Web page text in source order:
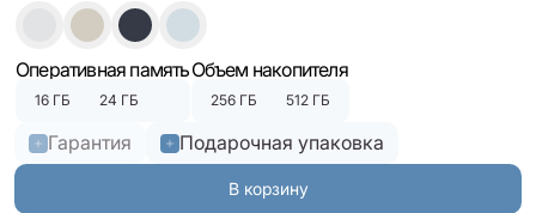
Оперативная память
16 ГБ 24 ГБ
Объем накопителя
256 ГБ 512 ГБ
Гарантия Подарочная упаковка
В корзину